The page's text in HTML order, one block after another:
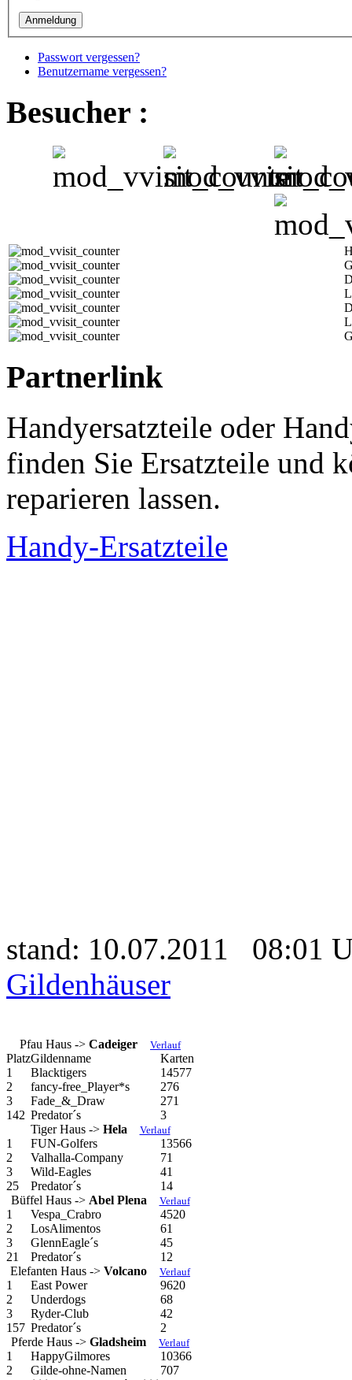
Passwort vergessen?
Benutzername vergessen?
Besucher :
Partnerlink
Handyersatzteile oder
finden Sie Ersatzteile und
reparieren lassen.
Handy-Ersatzteile
stand: 10.07.2011
Gildenhäuser
Pfau Haus -> Cadeiger Verlauf
PlatzGildenname
Karten
1
Blacktigers
14577
2
fancy-free_Player*s
276
3
Fade_&_Draw
271
142 Predator´s
3
Tiger Haus -> Hela Verlauf
1 FUN-Golfers
13566
2
Valhalla-Company
71
3
Wild-Eagles
41
25
Predator´s
14
Büffel Haus -> Abel Plena Verlauf
1 Vespa_Crabro
4520
2
LosAlimentos
61
3
GlennEagle´s
45
21
Predator´s
12
Elefanten Haus -> Volcano Verlauf
1 East Power
9620
2
Underdogs
68
3
Ryder-Club
42
157 Predator´s
2
Pferde Haus -> Gladsheim Verlauf
1 HappyGilmores
10366
2
Gilde-ohne-Namen
707